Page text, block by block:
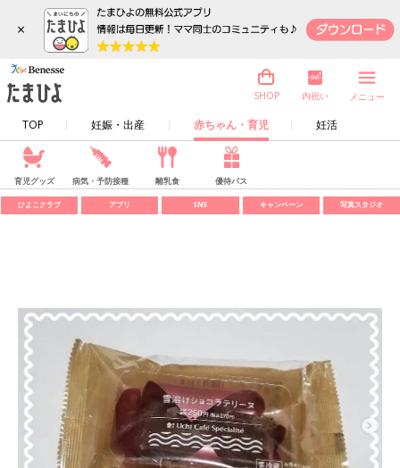
×
TOP 妊娠・出産 赤ちゃん・育児 妊活
SHOP 内祝い メニュー
育児グッズ 病気・予防接種 離乳食 優待パス
ひよこクラブ アプリ SNS キャンペーン 写真スタジオ